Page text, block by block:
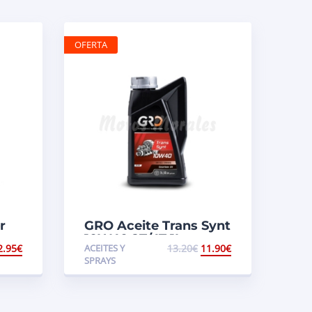
€
GRO Aceite Trans Synt
10W40 2T/4T 1L.
ACEITES Y
SPRAYS
13.20€ 11.90€
OFERTA